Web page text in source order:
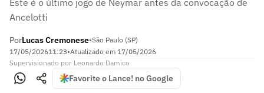
Este é o último jogo de Neymar antes da convocação de
Ancelotti
PorLucas Cremonese•São Paulo (SP)
17/05/202611:23•Atualizado em 17/05/2026
Supervisionado por Leonardo Damico
Favorite o Lance! no Google